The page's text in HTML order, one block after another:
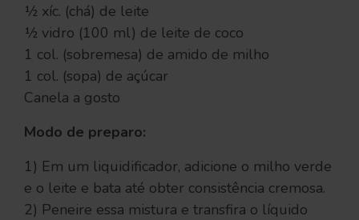
½ xíc. (chá) de leite
½ vidro (100 ml) de leite de coco
1 col. (sobremesa) de amido de milho
1 col. (sopa) de açúcar
Canela a gosto
Modo de preparo:
1) Em um liquidificador, adicione o milho verde
e o leite e bata até obter consistência cremosa.
2) Peneire essa mistura e transfira o líquido